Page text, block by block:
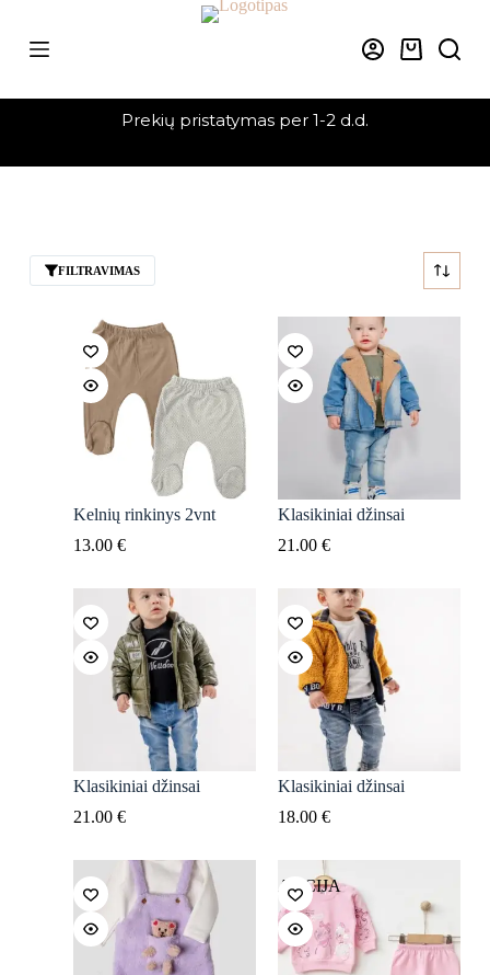
content
Krepšelis
Prekių pristatymas per 1-2 d.d.
FILTRAVIMAS
Kelnių rinkinys 2vnt
13.00 €
Klasikiniai džinsai
21.00 €
Klasikiniai džinsai
21.00 €
Klasikiniai džinsai
18.00 €
AKCIJA